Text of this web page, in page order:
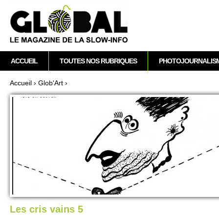
Vous êtes ici
Accueil › Glob'Art ›
Les cris vains 5
M
e
n
u
ACCUEIL TOUTES NOS RUBRIQUES